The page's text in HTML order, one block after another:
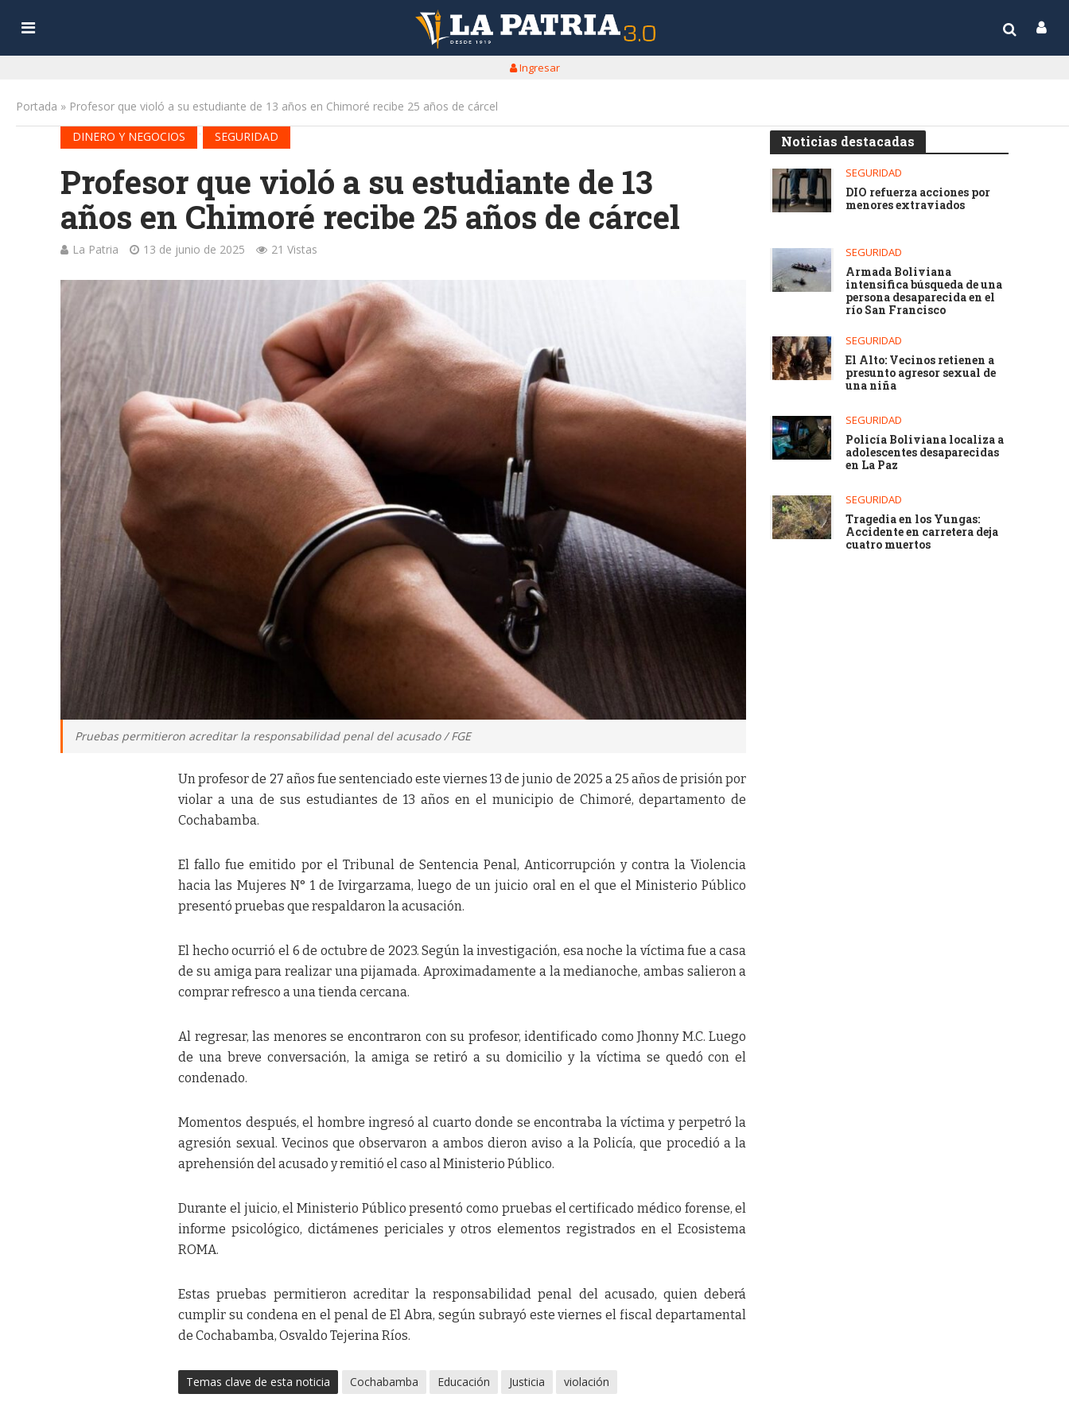
Ingresar
Portada » Profesor que violó a su estudiante de 13 años en Chimoré recibe 25 años de cárcel
DINERO Y NEGOCIOS
SEGURIDAD
Profesor que violó a su estudiante de 13
años en Chimoré recibe 25 años de cárcel
La Patria 13 de junio de 2025 21 Vistas
Pruebas permitieron acreditar la responsabilidad penal del acusado / FGE
Un profesor de 27 años fue sentenciado este viernes 13 de junio de 2025 a 25 años de prisión por
violar a una de sus estudiantes de 13 años en el municipio de Chimoré, departamento de
Cochabamba.
El fallo fue emitido por el Tribunal de Sentencia Penal, Anticorrupción y contra la Violencia
hacia las Mujeres N° 1 de Ivirgarzama, luego de un juicio oral en el que el Ministerio Público
presentó pruebas que respaldaron la acusación.
El hecho ocurrió el 6 de octubre de 2023. Según la investigación, esa noche la víctima fue a casa
de su amiga para realizar una pijamada. Aproximadamente a la medianoche, ambas salieron a
comprar refresco a una tienda cercana.
Al regresar, las menores se encontraron con su profesor, identificado como Jhonny M.C. Luego
de una breve conversación, la amiga se retiró a su domicilio y la víctima se quedó con el
condenado.
Momentos después, el hombre ingresó al cuarto donde se encontraba la víctima y perpetró la
agresión sexual. Vecinos que observaron a ambos dieron aviso a la Policía, que procedió a la
aprehensión del acusado y remitió el caso al Ministerio Público.
Durante el juicio, el Ministerio Público presentó como pruebas el certificado médico forense, el
informe psicológico, dictámenes periciales y otros elementos registrados en el Ecosistema
ROMA.
Estas pruebas permitieron acreditar la responsabilidad penal del acusado, quien deberá
cumplir su condena en el penal de El Abra, según subrayó este viernes el fiscal departamental
de Cochabamba, Osvaldo Tejerina Ríos.
Temas clave de esta noticia Cochabamba Educación Justicia violación
Noticias destacadas
SEGURIDAD
DIO refuerza acciones por
menores extraviados
SEGURIDAD
Armada Boliviana
intensifica búsqueda de una
persona desaparecida en el
río San Francisco
SEGURIDAD
El Alto: Vecinos retienen a
presunto agresor sexual de
una niña
SEGURIDAD
Policía Boliviana localiza a
adolescentes desaparecidas
en La Paz
SEGURIDAD
Tragedia en los Yungas:
Accidente en carretera deja
cuatro muertos